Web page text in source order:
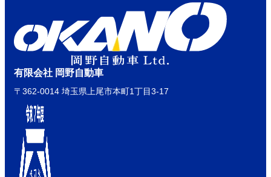
有限会社 岡野自動車
〒362-0014 埼玉県上尾市本町1丁目3-17